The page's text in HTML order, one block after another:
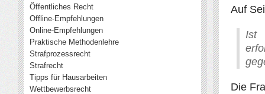
Auf
Ist
Die
Öffentliches Recht
Offline-Empfehlungen
Online-Empfehlungen
Praktische Methodenlehre
Strafprozessrecht
Strafrecht
Tipps für Hausarbeiten
Wettbewerbsrecht